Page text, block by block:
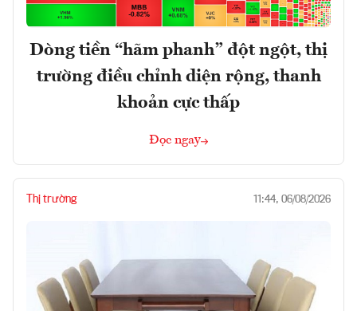
Dòng tiền “hãm phanh” đột ngột, thị
trường điều chỉnh diện rộng, thanh
khoản cực thấp
Đọc ngay
Thị trường 11:44, 06/08/2026